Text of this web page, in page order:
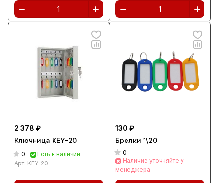
2 378 ₽
Ключница KEY-20
0
Есть в наличии
Арт. KEY-20
130 ₽
Брелки 1\20
0
Наличие уточняйте у
менеджера